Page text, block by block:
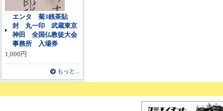
エンタ 菊3銭茶貼
封 丸一印 武蔵東京
神田 全国仏教徒大会
事務所 入場券
1,000円
もっと...